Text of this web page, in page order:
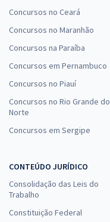
Concursos no Ceará
Concursos no Maranhão
Concursos na Paraíba
Concursos em Pernambuco
Concursos no Piauí
Concursos no Rio Grande do
Norte
Concursos em Sergipe
CONTEÚDO JURÍDICO
Consolidação das Leis do
Trabalho
Constituição Federal